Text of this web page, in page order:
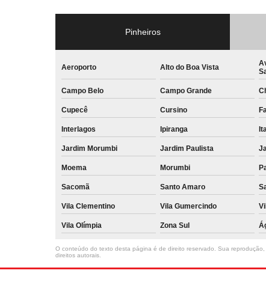
Pinheiros
Aeroporto Alto do Boa Vista
Campo Belo Campo Grande
Cupecê Cursino
Interlagos Ipiranga
Jardim Morumbi Jardim Paulista
Moema Morumbi
Sacomã Santo Amaro
Vila Clementino Vila Gumercindo
Vila Olímpia Zona Sul
O conteúdo do texto desta página é de direito reservado. Sua
direitos autorais